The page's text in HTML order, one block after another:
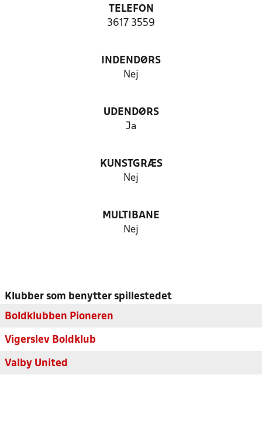
TELEFON
3617 3559
INDENDØRS
Nej
UDENDØRS
Ja
KUNSTGRÆS
Nej
MULTIBANE
Nej
Klubber som benytter spillestedet
Boldklubben Pioneren
Vigerslev Boldklub
Valby United